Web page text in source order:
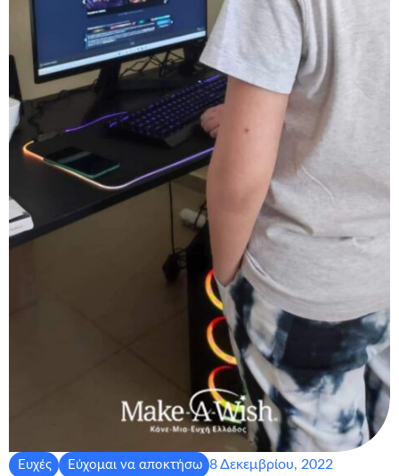
Ευχές Εύχομαι να αποκτήσω 8 Δεκεμβρίου, 2022